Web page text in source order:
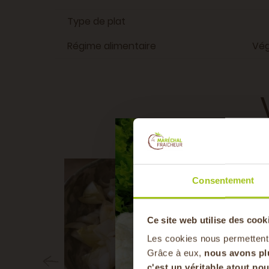
Consentement
Ce site web utilise des
Les cookies nous
Grâce à eux, nous avons
Type de plat
Régime alimentaire
5 MIN
8 MIN